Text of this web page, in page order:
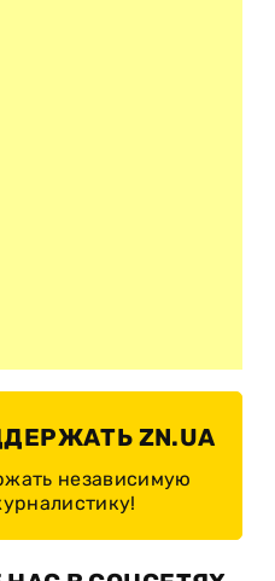
ZN.UA
независимую